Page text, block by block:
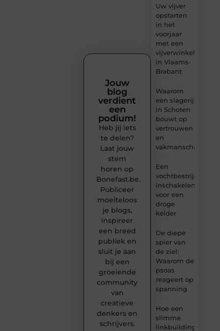
Uw vijver
opstarten
in het
voorjaar
met een
vijverwinkel
in Vlaams-
Brabant
Waarom
een slagerij
in Schoten
bouwt op
vertrouwen
en
vakmanschap
Een
inschakelen
voor een
droge
kelder
De diepe
spier van
de ziel:
Waarom de
psoas
reageert op
spanning
Hoe een
slimme
linkbuilding
Jouw
blog
verdient
een
podium!
Heb jij iets
te delen?
Laat jouw
stem
horen op
Bonefast.be.
Publiceer
moeiteloos
je blogs,
inspireer
een breed
publiek en
sluit je aan
bij een
groeiende
community
van
creatieve
denkers en
schrijvers.